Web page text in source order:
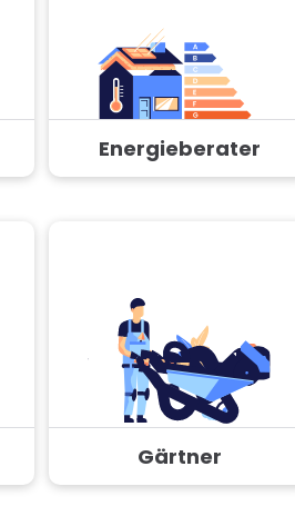
Energieberater
Gärtner